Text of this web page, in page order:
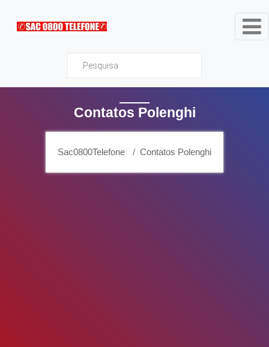
Sac0800Telefone
Contatos Polenghi
Sac0800Telefone Contatos Polenghi